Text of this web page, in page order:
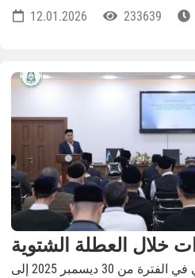
12.01.2026
233639
خلال العطلة الشتوية
نظم معهد طشقند الإسلامي في الفترة من 30 ديسمبر 2025 إلى